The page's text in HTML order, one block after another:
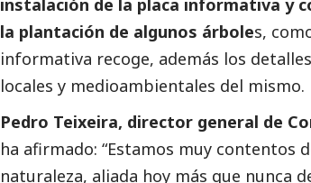
instalación de la placa informativa y
la plantación de algunos árboles,
informativa recoge, además los
locales y medioambientales del mismo.
Pedro Teixeira, director general de
ha afirmado: “Estamos muy contentos
naturaleza, aliada hoy más que nunca